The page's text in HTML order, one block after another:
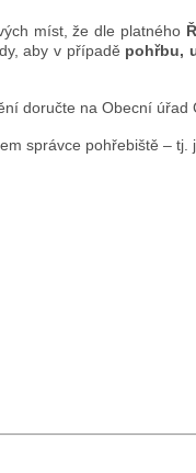
míst, že dle platného
aby v případě pohřbu,
doručte na Obecní úřad
správce pohřebiště – tj.